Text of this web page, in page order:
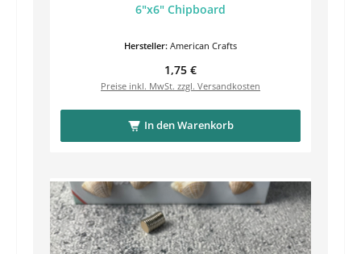
6"x6" Chipboard
Hersteller: American Crafts
Regulärer Preis:
1,75 €
Preise inkl. MwSt. zzgl. Versandkosten
In den Warenkorb